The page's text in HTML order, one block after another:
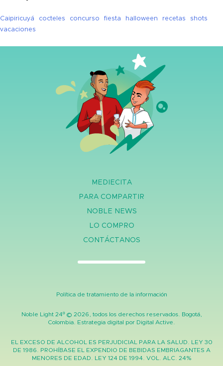
Caipiricuyá cocteles concurso fiesta halloween recetas
shots
vacaciones
MEDIECITA
PARA COMPARTIR
NOBLE NEWS
LO COMPRO
CONTÁCTANOS
Política de tratamiento de la información
Noble Light 24º © 2026, todos los derechos reservados. Bogotá,
Colombia. Estrategia digital por Digital Active.
EL EXCESO DE ALCOHOL ES PERJUDICIAL PARA LA SALUD. LEY 30
DE 1986. PROHÍBASE EL EXPENDIO DE BEBIDAS EMBRIAGANTES A
MENORES DE EDAD. LEY 124 DE 1994. VOL. ALC. 24%